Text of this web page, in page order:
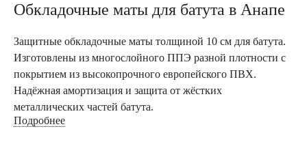
Обкладочные маты для батута в Анапе
Защитные обкладочные маты толщиной 10 см для батута.
Изготовлены из многослойного ППЭ разной плотности с
покрытием из высокопрочного европейского ПВХ.
Надёжная амортизация и защита от жёстких
металлических частей батута.
Подробнее